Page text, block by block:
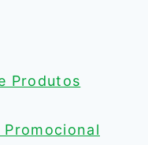
Produtos